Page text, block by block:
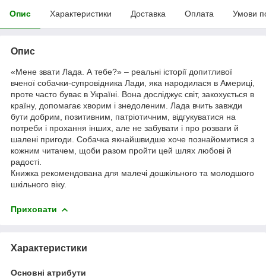
Опис Характеристики Доставка Оплата Умови
Опис
«Мене звати Лада. А тебе?» – реальні історії допитливої
вченої собачки-супровідника Лади, яка народилася в Америці,
проте часто буває в Україні. Вона досліджує світ, закохується в
країну, допомагає хворим і знедоленим. Лада вчить завжди
бути добрим, позитивним, патріотичним, відгукуватися на
потреби і прохання інших, але не забувати і про розваги й
шалені пригоди. Собачка якнайшвидше хоче познайомитися з
кожним читачем, щоби разом пройти цей шлях любові й
радості.
Книжка рекомендована для малечі дошкільного та молодшого
шкільного віку.
Приховати
Характеристики
Основні атрибути